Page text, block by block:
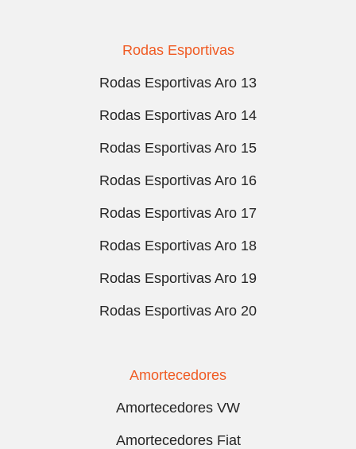
Rodas Esportivas
Rodas Esportivas Aro 13
Rodas Esportivas Aro 14
Rodas Esportivas Aro 15
Rodas Esportivas Aro 16
Rodas Esportivas Aro 17
Rodas Esportivas Aro 18
Rodas Esportivas Aro 19
Rodas Esportivas Aro 20
Amortecedores
Amortecedores VW
Amortecedores Fiat